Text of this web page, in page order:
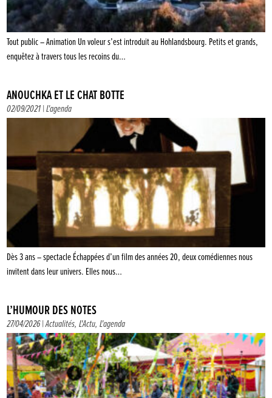
Tout public – Animation Un voleur s’est introduit au Hohlandsbourg. Petits et grands,
enquêtez à travers tous les recoins du…
ANOUCHKA ET LE CHAT BOTTÉ
02/09/2021 |L'agenda
Dès 3 ans – spectacle Échappées d’un film des années 20, deux comédiennes nous
invitent dans leur univers. Elles nous…
L’HUMOUR DES NOTES
27/04/2026 |Actualités,L'Actu,L'agenda